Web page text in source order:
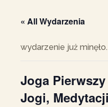
« All Wydarzenia
wydarzenie już minęło.
Joga
Jogi,